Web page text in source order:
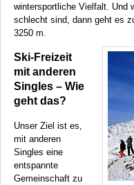
wintersportliche Vielfalt. Und
schlecht sind, dann geht es
3250 m.
Ski-Freizeit
mit anderen
Singles – Wie
geht das?
Unser Ziel ist es,
mit anderen
Singles eine
entspannte
Gemeinschaft zu